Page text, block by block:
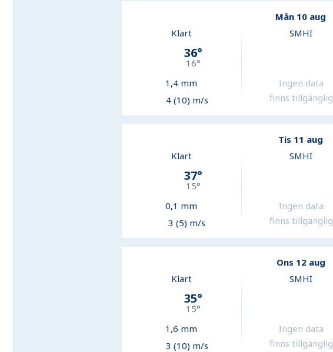
Mån 10 aug
Klart
36°
16°
1,4 mm
4 (10) m/s
SMHI
Ingen data
finns tillgänglig
Tis 11 aug
Klart
37°
15°
0,1 mm
3 (5) m/s
SMHI
Ingen data
finns tillgänglig
Ons 12 aug
Klart
35°
15°
1,6 mm
3 (10) m/s
SMHI
Ingen data
finns tillgänglig